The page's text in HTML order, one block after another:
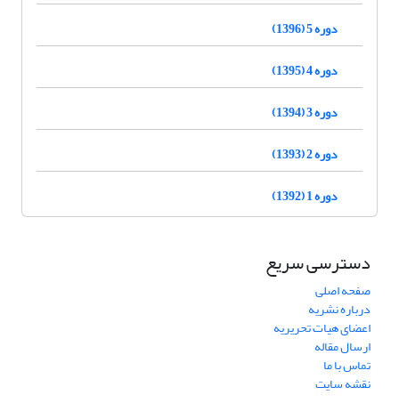
دوره 5 (1396)
دوره 4 (1395)
دوره 3 (1394)
دوره 2 (1393)
دوره 1 (1392)
دسترسی سریع
صفحه اصلی
درباره نشریه
اعضای هیات تحریریه
ارسال مقاله
تماس با ما
نقشه سایت